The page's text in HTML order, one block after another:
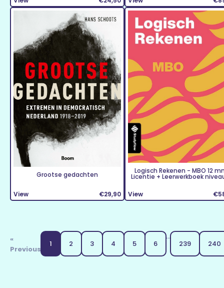
Grootse gedachten
View €29,90
Logisch Rekenen - MBO 12
Licentie + Leerwerkboek
View
«
Previous
1 2 3 4 5 6
...
239 240